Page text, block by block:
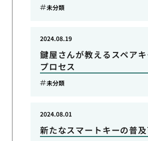
未分類
鍵屋さんが教えるスペア
プロセス
2024.08.19
未分類
新たなスマートキーの普
2024.08.01